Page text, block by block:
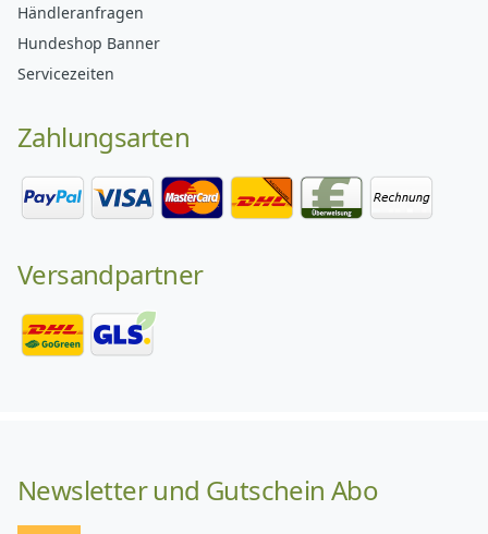
Händleranfragen
Hundeshop Banner
Servicezeiten
Zahlungsarten
Versandpartner
Newsletter und Gutschein Abo